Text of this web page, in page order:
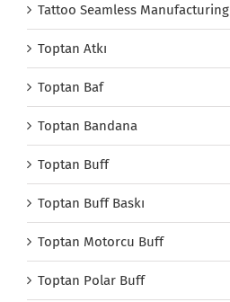
Tattoo Seamless Manufacturing
Toptan Atkı
Toptan Baf
Toptan Bandana
Toptan Buff
Toptan Buff Baskı
Toptan Motorcu Buff
Toptan Polar Buff